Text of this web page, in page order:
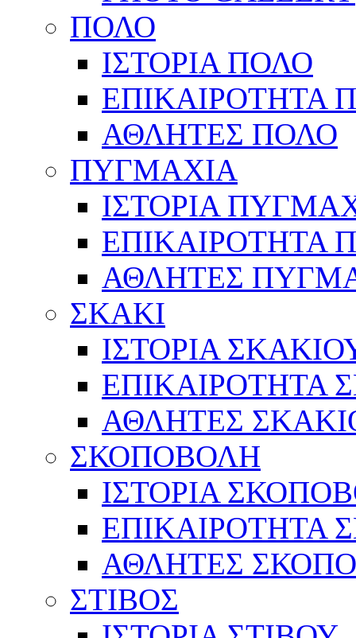
ΠΟΛΟ
ΙΣΤΟΡΙΑ ΠΟΛΟ
ΕΠΙΚΑΙΡΟΤΗΤΑ
ΑΘΛΗΤΕΣ ΠΟΛΟ
ΠΥΓΜΑΧΙΑ
ΙΣΤΟΡΙΑ
ΕΠΙΚΑΙΡΟΤΗΤΑ
ΑΘΛΗΤΕΣ
ΣΚΑΚΙ
ΙΣΤΟΡΙΑ
ΕΠΙΚΑΙΡΟΤΗΤΑ
ΑΘΛΗΤΕΣ
ΣΚΟΠΟΒΟΛΗ
ΙΣΤΟΡΙΑ
ΕΠΙΚΑΙΡΟΤΗΤΑ
ΑΘΛΗΤΕΣ
ΣΤΙΒΟΣ